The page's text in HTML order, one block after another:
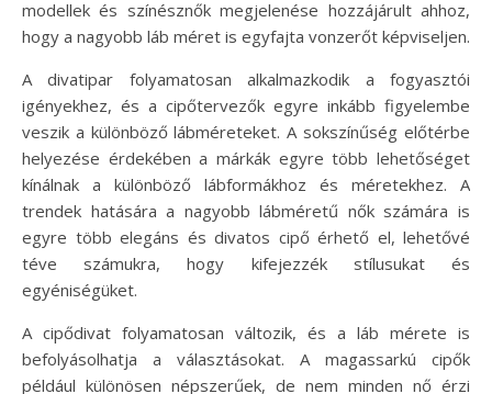
modellek és színésznők megjelenése hozzájárult ahhoz,
hogy a nagyobb láb méret is egyfajta vonzerőt képviseljen.
A divatipar folyamatosan alkalmazkodik a fogyasztói
igényekhez, és a cipőtervezők egyre inkább figyelembe
veszik a különböző lábméreteket. A sokszínűség előtérbe
helyezése érdekében a márkák egyre több lehetőséget
kínálnak a különböző lábformákhoz és méretekhez. A
trendek hatására a nagyobb lábméretű nők számára is
egyre több elegáns és divatos cipő érhető el, lehetővé
téve számukra, hogy kifejezzék stílusukat és
egyéniségüket.
A cipődivat folyamatosan változik, és a láb mérete is
befolyásolhatja a választásokat. A magassarkú cipők
például különösen népszerűek, de nem minden nő érzi